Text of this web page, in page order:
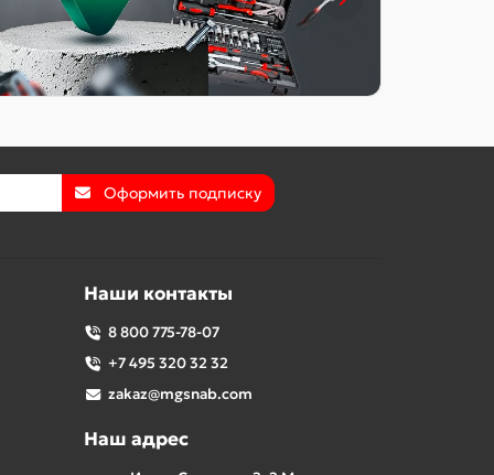
Оформить подписку
Наши контакты
8 800 775-78-07
+7 495 320 32 32
zakaz@mgsnab.com
Наш адрес